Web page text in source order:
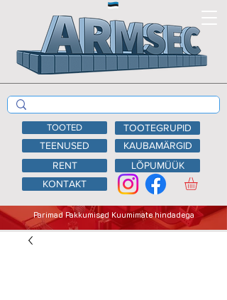
TEENUSED
KAUBAMÄRGID
RENT
LÕPUMÜÜK
KONTAKT
Parimad Pakkumised Kuumimate hindadega
TOOTED TOOTEGRUPID